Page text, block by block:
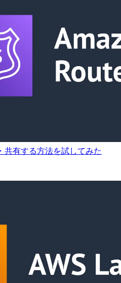
有する方法を試してみた